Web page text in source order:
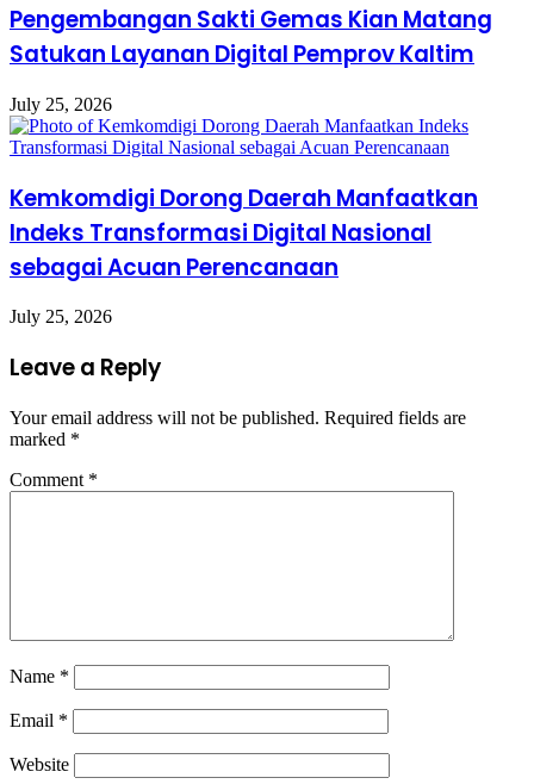
Pengembangan Sakti Gemas Kian Matang
Satukan Layanan Digital Pemprov Kaltim
July 25, 2026
Kemkomdigi Dorong Daerah Manfaatkan
Indeks Transformasi Digital Nasional
sebagai Acuan Perencanaan
July 25, 2026
Leave a Reply
Your email address will not be published. Required fields are
marked *
Comment *
Name *
Email *
Website